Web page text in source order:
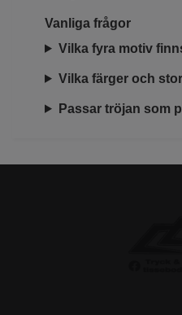
Vanliga frågor
Vilka fyra motiv
Vilka färger och
Passar tröjan som